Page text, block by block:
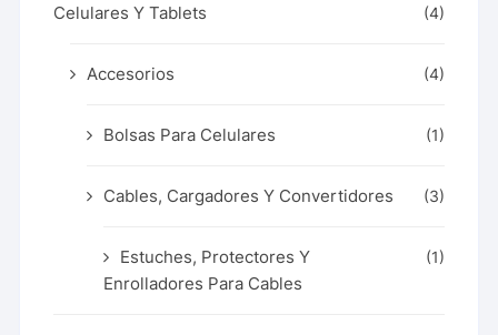
Celulares Y Tablets (4)
Accesorios (4)
Bolsas Para Celulares (1)
Cables, Cargadores Y Convertidores (3)
Estuches, Protectores Y
Enrolladores Para Cables
(1)